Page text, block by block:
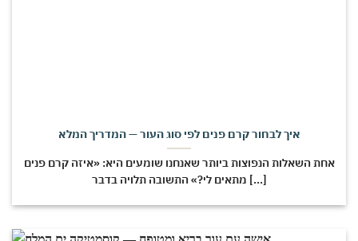
איך לבחור קרם פנים לפי סוג העור — המדריך המלא
אחת השאלות הנפוצות ביותר שאנחנו שומעים היא: «איזה קרם פנים
מתאים לי?» התשובה תלויה בדבר [...]